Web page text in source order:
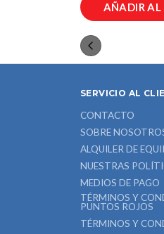
AÑADIR AL
SERVICIO AL
CONTACTO
SOBRE
ALQUILER DE
NUESTRAS
MEDIOS DE PAGO
TÉRMINOS Y
PUNTOS ROJOS
TÉRMINOS Y